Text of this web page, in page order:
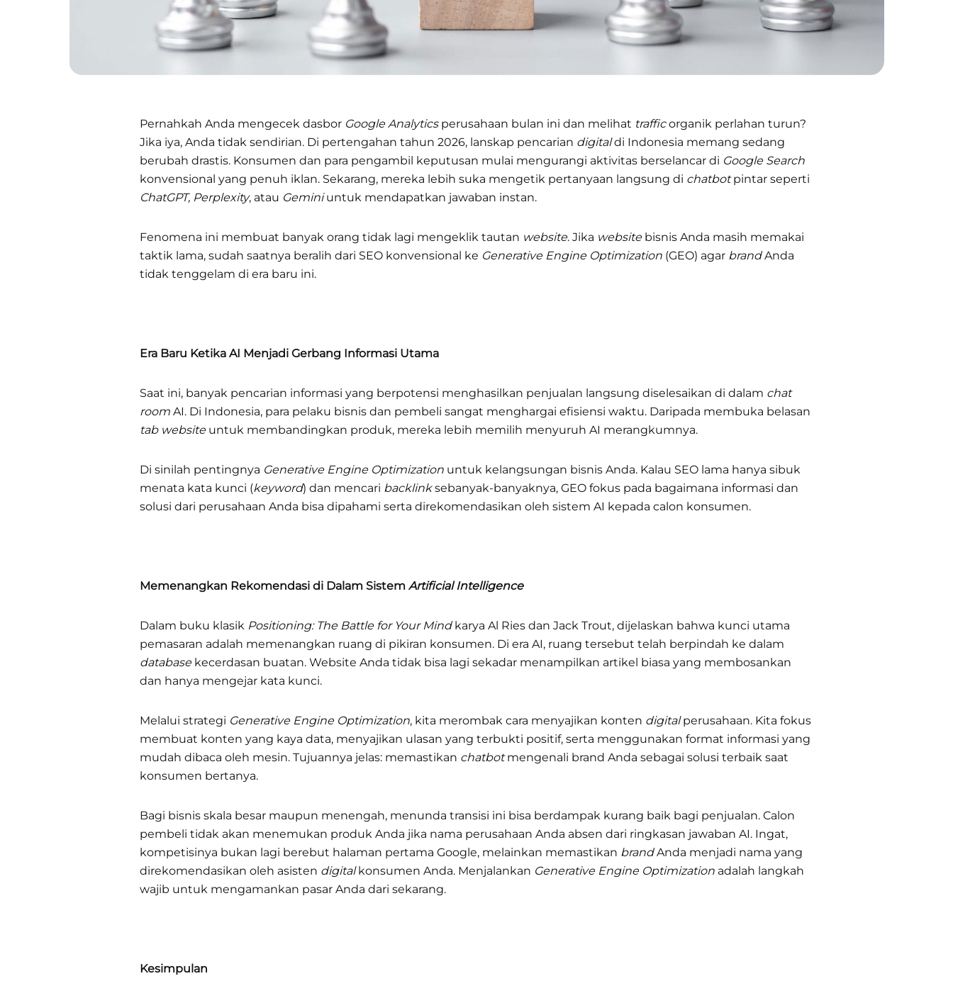
Pernahkah Anda mengecek dasbor Google Analyticsperusahaan bulan ini dan melihat trafficorganik perlahan turun?
Jika iya, Anda tidak sendirian. Di pertengahan tahun 2026, lanskap pencarian digitaldi Indonesia memang sedang
berubah drastis. Konsumen dan para pengambil keputusan mulai mengurangi aktivitas berselancar di Google Search
konvensional yang penuh iklan. Sekarang, mereka lebih suka mengetik pertanyaan langsung di chatbotpintar seperti
ChatGPT, Perplexity, atau Geminiuntuk mendapatkan jawaban instan.
Fenomena ini membuat banyak orang tidak lagi mengeklik tautan website. Jika websitebisnis Anda masih memakai
taktik lama, sudah saatnya beralih dari SEO konvensional ke Generative Engine Optimization (GEO) agar brandAnda
tidak tenggelam di era baru ini.
Era Baru Ketika AI Menjadi Gerbang Informasi Utama
Saat ini, banyak pencarian informasi yang berpotensi menghasilkan penjualan langsung diselesaikan di dalam chat
room AI. Di Indonesia, para pelaku bisnis dan pembeli sangat menghargai efisiensi waktu. Daripada membuka belasan
tab websiteuntuk membandingkan produk, mereka lebih memilih menyuruh AI merangkumnya.
Di sinilah pentingnya Generative Engine Optimization untuk kelangsungan bisnis Anda. Kalau SEO lama hanya sibuk
menata kata kunci (keyword) dan mencari backlinksebanyak-banyaknya, GEO fokus pada bagaimana informasi dan
solusi dari perusahaan Anda bisa dipahami serta direkomendasikan oleh sistem AI kepada calon konsumen.
Memenangkan Rekomendasi di Dalam Sistem Artificial Intelligence
Dalam buku klasik Positioning: The Battle for Your Mindkarya Al Ries dan Jack Trout, dijelaskan bahwa kunci utama
pemasaran adalah memenangkan ruang di pikiran konsumen. Di era AI, ruang tersebut telah berpindah ke dalam
databasekecerdasan buatan. Website Anda tidak bisa lagi sekadar menampilkan artikel biasa yang membosankan
dan hanya mengejar kata kunci.
Melalui strategi Generative Engine Optimization, kita merombak cara menyajikan konten digitalperusahaan. Kita fokus
membuat konten yang kaya data, menyajikan ulasan yang terbukti positif, serta menggunakan format informasi yang
mudah dibaca oleh mesin. Tujuannya jelas: memastikan chatbotmengenali brand Anda sebagai solusi terbaik saat
konsumen bertanya.
Bagi bisnis skala besar maupun menengah, menunda transisi ini bisa berdampak kurang baik bagi penjualan. Calon
pembeli tidak akan menemukan produk Anda jika nama perusahaan Anda absen dari ringkasan jawaban AI. Ingat,
kompetisinya bukan lagi berebut halaman pertama Google, melainkan memastikan brandAnda menjadi nama yang
direkomendasikan oleh asisten digitalkonsumen Anda. Menjalankan Generative Engine Optimization adalah langkah
wajib untuk mengamankan pasar Anda dari sekarang.
Kesimpulan